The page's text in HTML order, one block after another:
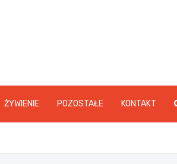
ŻYWIENIE POZOSTAŁE KONTAKT